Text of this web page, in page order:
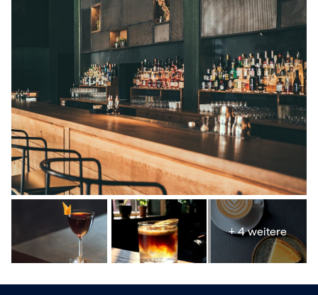
+ 4 weitere